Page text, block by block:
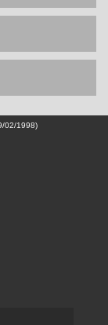
02/1998)